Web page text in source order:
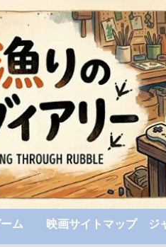
ム 映画サイトマップ ジ